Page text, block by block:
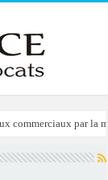
commerciaux par la